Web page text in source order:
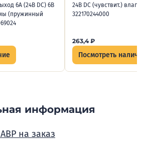
6А (24В DC) 6В
(пружинный
24В DC (чувствит.)
322170244000
263,4₽
Посмотреть
информация
на заказ